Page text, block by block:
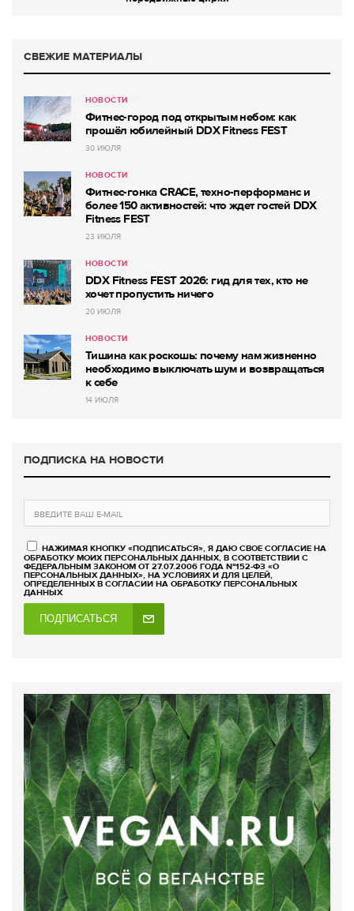
СВЕЖИЕ МАТЕРИАЛЫ
НОВОСТИ
Фитнес-город под открытым небом: как
прошёл юбилейный DDX Fitness FEST
30 ИЮЛЯ
НОВОСТИ
Фитнес-гонка CRACE, техно-перформанс и
более 150 активностей: что ждет гостей DDX
Fitness FEST
23 ИЮЛЯ
НОВОСТИ
DDX Fitness FEST 2026: гид для тех, кто не
хочет пропустить ничего
20 ИЮЛЯ
НОВОСТИ
Тишина как роскошь: почему нам жизненно
необходимо выключать шум и возвращаться
к себе
14 ИЮЛЯ
ПОДПИСКА НА НОВОСТИ
НАЖИМАЯ КНОПКУ «ПОДПИСАТЬСЯ», Я ДАЮ СВОЕ СОГЛАСИЕ НА
ОБРАБОТКУ МОИХ ПЕРСОНАЛЬНЫХ ДАННЫХ, В СООТВЕТСТВИИ С
ФЕДЕРАЛЬНЫМ ЗАКОНОМ ОТ 27.07.2006 ГОДА №152-ФЗ «О
ПЕРСОНАЛЬНЫХ ДАННЫХ», НА УСЛОВИЯХ И ДЛЯ ЦЕЛЕЙ,
ОПРЕДЕЛЕННЫХ В СОГЛАСИИ НА ОБРАБОТКУ ПЕРСОНАЛЬНЫХ
ДАННЫХ
ПОДПИСАТЬСЯ